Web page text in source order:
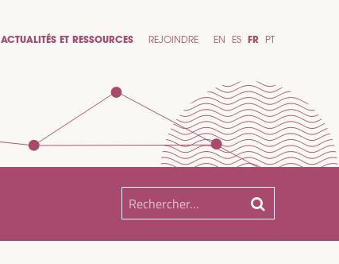
ACTUALITÉS ET RESSOURCES REJOINDRE EN ES FR PT
Rechercher :